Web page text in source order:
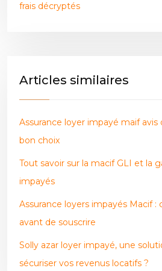
frais décryptés
Articles similaires
Assurance loyer impayé maif avis
bon choix
Tout savoir sur la macif GLI et la
impayés
Assurance loyers impayés Macif :
avant de souscrire
Solly azar loyer impayé, une
sécuriser vos revenus locatifs ?